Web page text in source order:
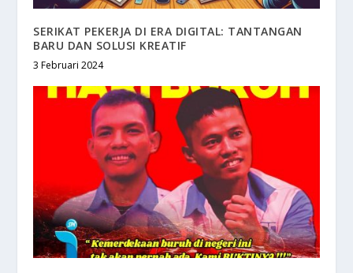
SERIKAT PEKERJA DI ERA DIGITAL: TANTANGAN
BARU DAN SOLUSI KREATIF
3 Februari 2024